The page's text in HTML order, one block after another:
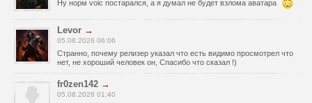
Ну норм voic постарался, а я думал не будет взлома аватара
Levor →
05.08.2026 06:06
Странно, почему релизер указал что есть видимо просмотрел что
нет, не хороший человек он, Спасибо что сказал !)
fr0zen142 →
05.08.2026 01:40